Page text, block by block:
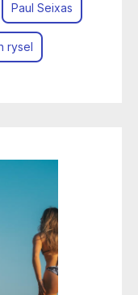
Paul Seixas
rysel